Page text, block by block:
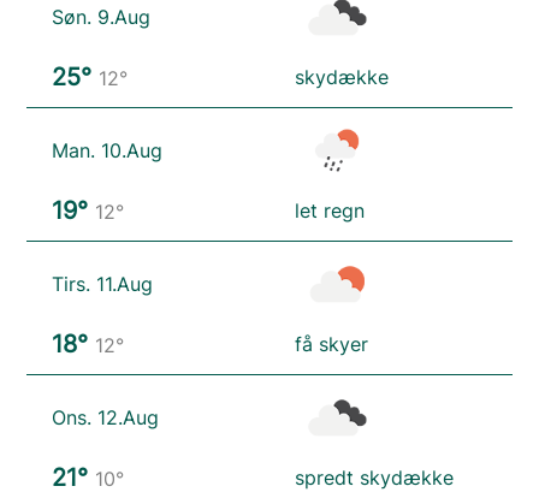
Søn. 9.Aug
25° 12° skydække
Man. 10.Aug
19° 12° let regn
Tirs. 11.Aug
18° 12° få skyer
Ons. 12.Aug
21° 10° spredt skydække